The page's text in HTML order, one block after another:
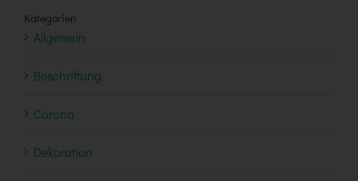
Kategorien
Allgemein
Beschriftung
Corona
Dekoration